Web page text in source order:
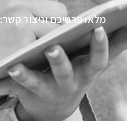
מלאו פרטיכם וניצור קשר: